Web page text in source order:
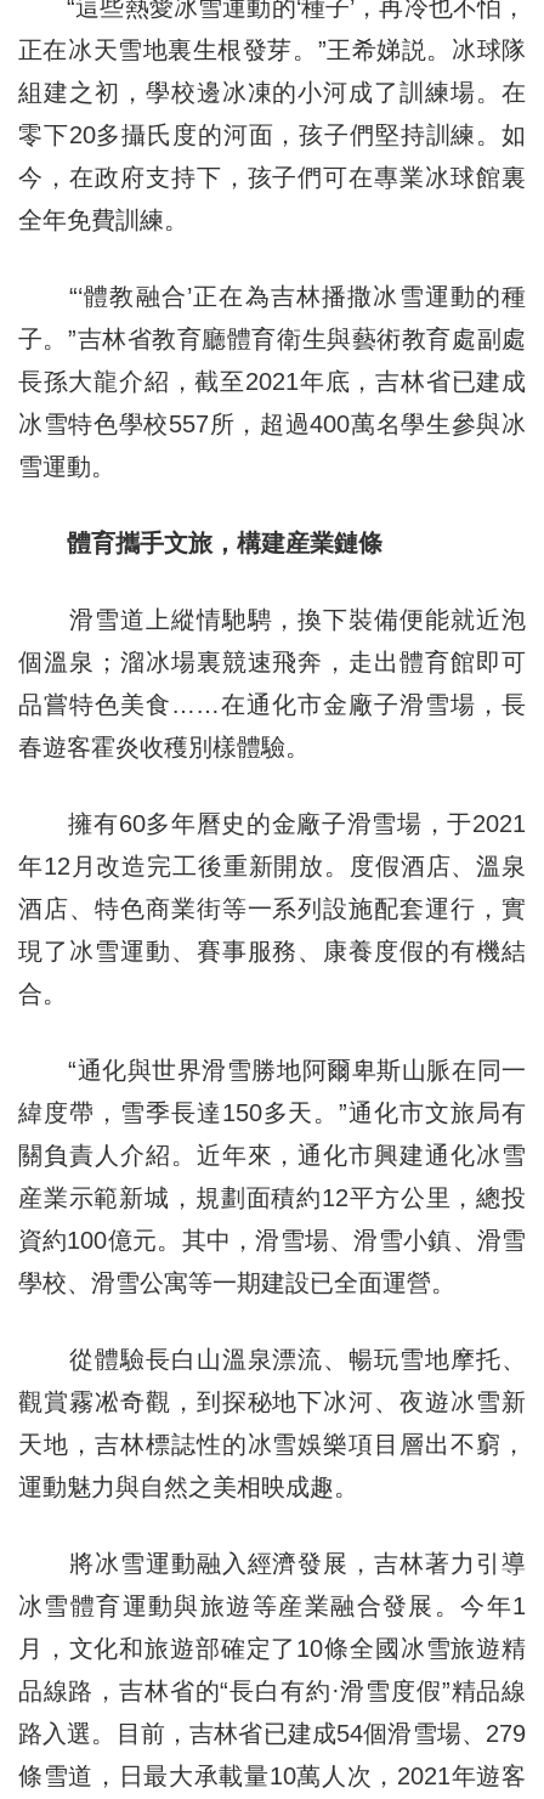
“這些熱愛冰雪運動的‘種子’，再冷也不怕，
正在冰天雪地裏生根發芽。”王希娣説。冰球隊
組建之初，學校邊冰凍的小河成了訓練場。在
零下20多攝氏度的河面，孩子們堅持訓練。如
今，在政府支持下，孩子們可在專業冰球館裏
全年免費訓練。
“‘體教融合’正在為吉林播撒冰雪運動的種
子。”吉林省教育廳體育衛生與藝術教育處副處
長孫大龍介紹，截至2021年底，吉林省已建成
冰雪特色學校557所，超過400萬名學生參與冰
雪運動。
體育攜手文旅，構建産業鏈條
滑雪道上縱情馳騁，換下裝備便能就近泡
個溫泉；溜冰場裏競速飛奔，走出體育館即可
品嘗特色美食……在通化市金廠子滑雪場，長
春遊客霍炎收穫別樣體驗。
擁有60多年曆史的金廠子滑雪場，于2021
年12月改造完工後重新開放。度假酒店、溫泉
酒店、特色商業街等一系列設施配套運行，實
現了冰雪運動、賽事服務、康養度假的有機結
合。
“通化與世界滑雪勝地阿爾卑斯山脈在同一
緯度帶，雪季長達150多天。”通化市文旅局有
關負責人介紹。近年來，通化市興建通化冰雪
産業示範新城，規劃面積約12平方公里，總投
資約100億元。其中，滑雪場、滑雪小鎮、滑雪
學校、滑雪公寓等一期建設已全面運營。
從體驗長白山溫泉漂流、暢玩雪地摩托、
觀賞霧凇奇觀，到探秘地下冰河、夜遊冰雪新
天地，吉林標誌性的冰雪娛樂項目層出不窮，
運動魅力與自然之美相映成趣。
將冰雪運動融入經濟發展，吉林著力引導
冰雪體育運動與旅遊等産業融合發展。今年1
月，文化和旅遊部確定了10條全國冰雪旅遊精
品線路，吉林省的“長白有約·滑雪度假”精品線
路入選。目前，吉林省已建成54個滑雪場、279
條雪道，日最大承載量10萬人次，2021年遊客